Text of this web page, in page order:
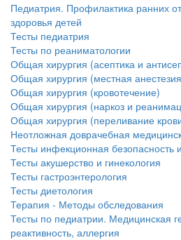
Педиатрия. Профилактика ранних
здоровья детей
Тесты педиатрия
Тесты по реаниматологии
Общая хирургия (асептика и
Общая хирургия (местная
Общая хирургия (кровотечение)
Общая хирургия (наркоз и
Общая хирургия (переливание
Неотложная доврачебная
Тесты инфекционная безопасность
Тесты акушерство и гинекология
Тесты гастроэнтерология
Тесты диетология
Терапия - Методы обследования
Тесты по педиатрии. Медицинская
реактивность, аллергия